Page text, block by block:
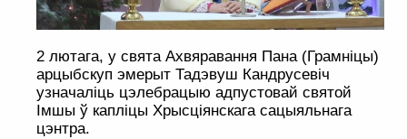
2 лютага, у свята Ахвяравання Пана (Грамніцы)
арцыбскуп эмерыт Тадэвуш Кандрусевіч
узначаліць цэлебрацыю адпустовай святой
Імшы ў капліцы Хрысціянскага сацыяльнага
цэнтра.